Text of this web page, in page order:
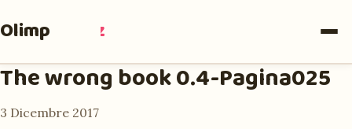
Olimpia Ruiz
The wrong book 0.4-Pagina025
3 Dicembre 2017